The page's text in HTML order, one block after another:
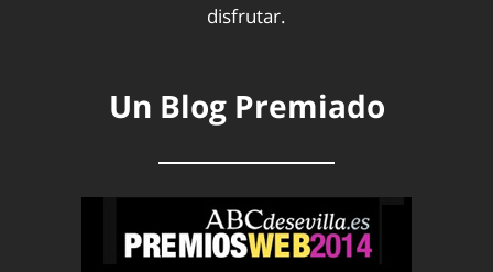
disfrutar.
Un Blog Premiado